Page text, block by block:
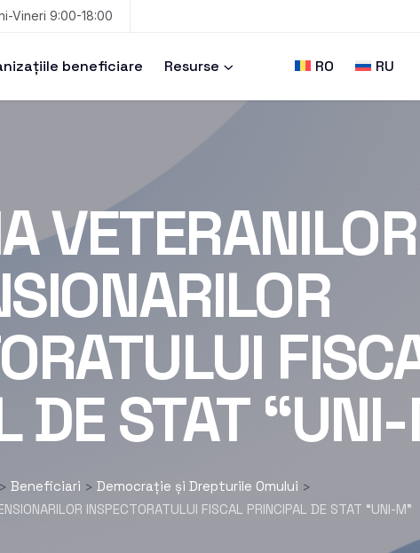
Vineri 9:00-18:00
beneficiare Resurse RO RU
DE STAT
> Beneficiari > Democrație și Drepturile Omului >
INSPECTORATULUI FISCAL PRINCIPAL DE STAT “UNI-M”